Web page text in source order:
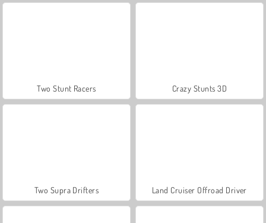
Two Stunt Racers Crazy Stunts 3D
Two Supra Drifters Land Cruiser Offroad Driver